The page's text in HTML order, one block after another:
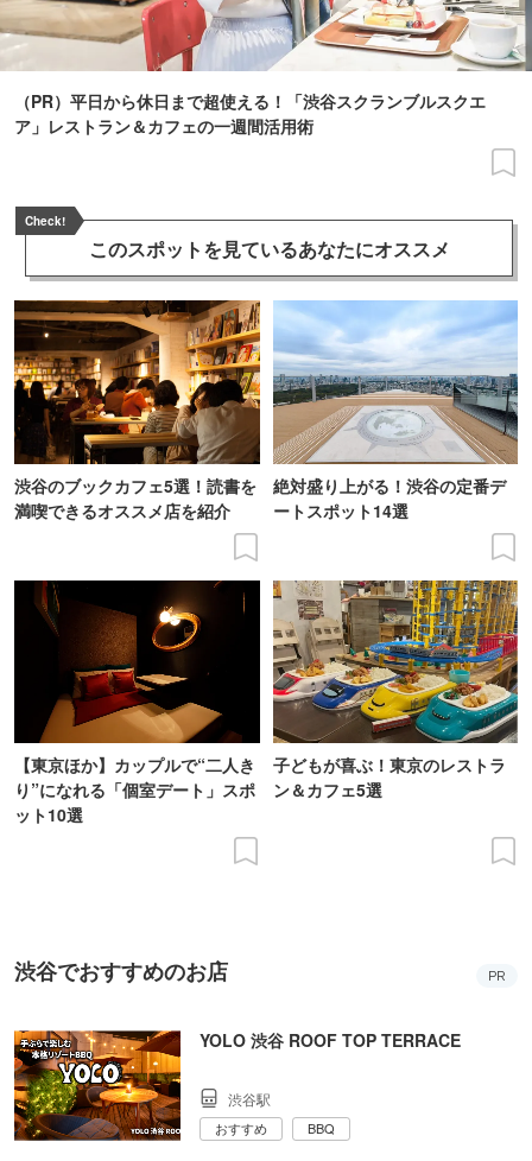
（PR）平日から休日まで超使える！「渋谷スクランブルスクエ
ア」レストラン＆カフェの一週間活用術
Check!
このスポットを見ているあなたにオススメ
渋谷のブックカフェ5選！読書を
満喫できるオススメ店を紹介
絶対盛り上がる！渋谷の定番デ
ートスポット14選
【東京ほか】カップルで“二人き
り”になれる「個室デート」スポ
ット10選
子どもが喜ぶ！東京のレストラ
ン＆カフェ5選
渋谷でおすすめのお店 PR
YOLO 渋谷 ROOF TOP TERRACE
渋谷駅
おすすめ BBQ